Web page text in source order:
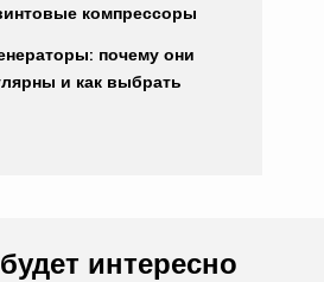
компрессоры
почему они
и как выбрать
интересно